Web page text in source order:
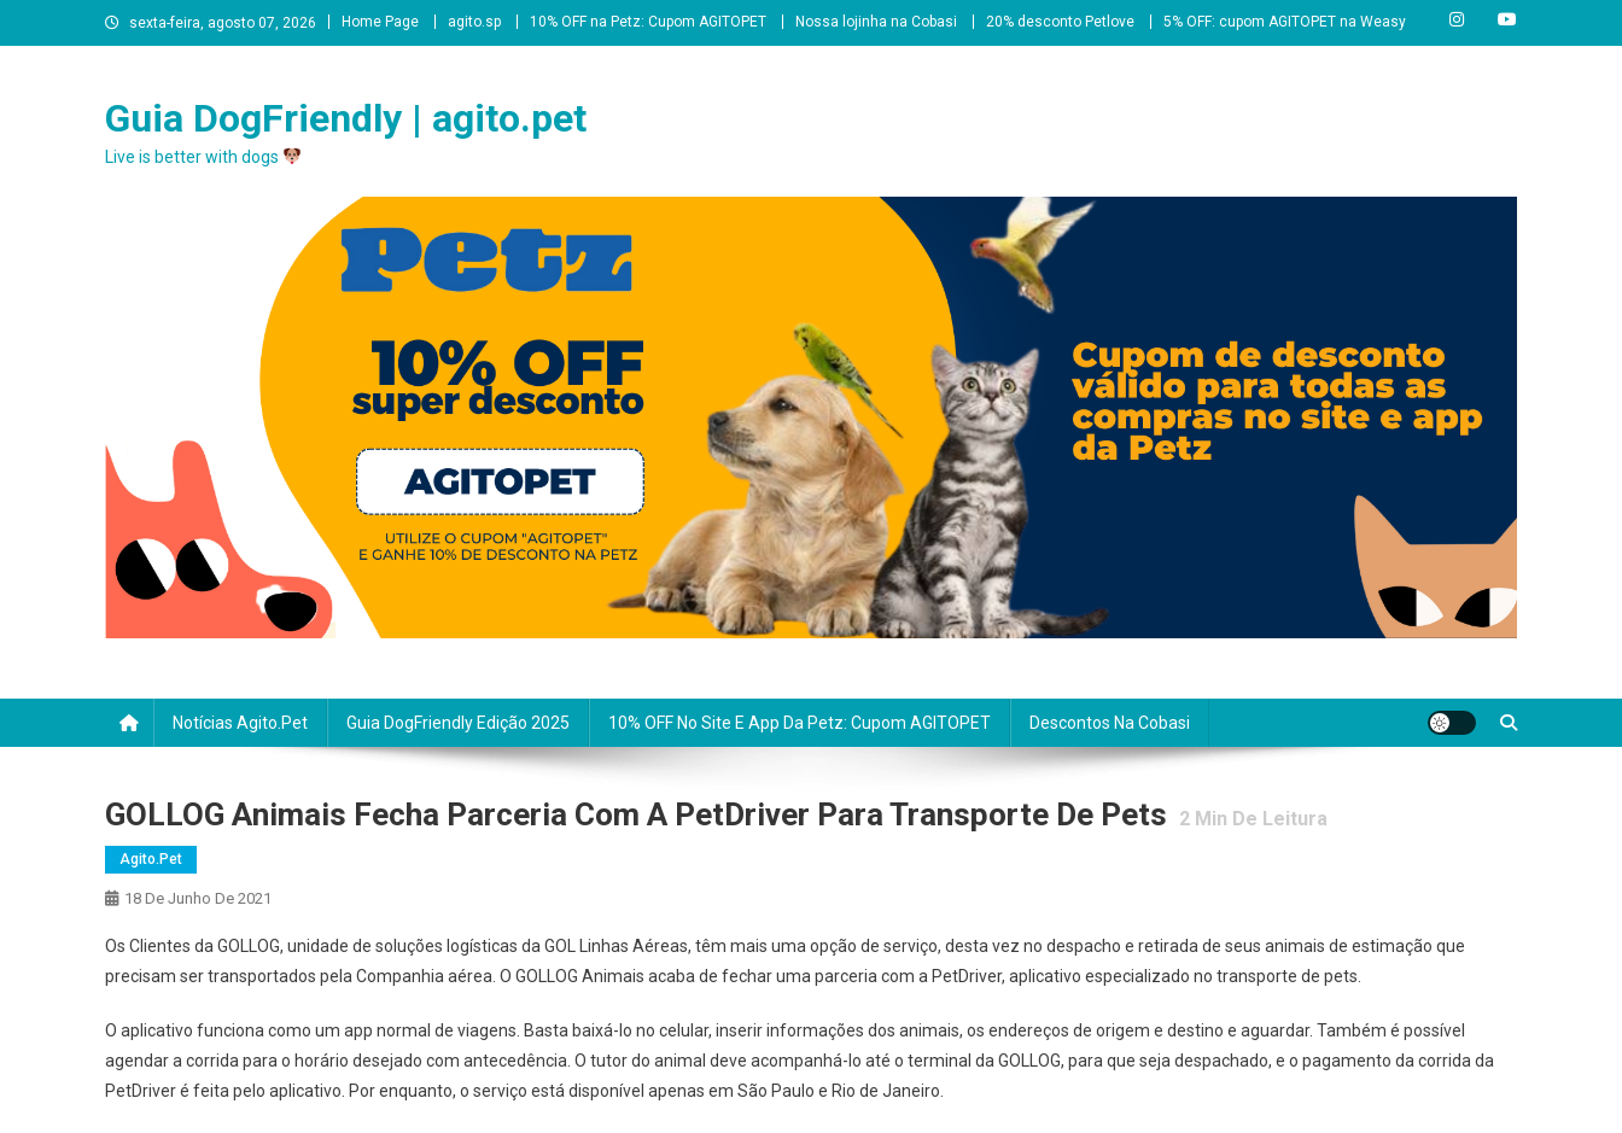
to
sexta-feira, agosto 07, 2026 Home Page agito.sp 10% OFF na Petz: Cupom AGITOPET Nossa lojinha na Cobasi 20% desconto Petlove 5% OFF: cupom AGITOPET na Weasy
Guia DogFriendly | agito.pet
Live is better with dogs
Notícias Agito.pet Guia DogFriendly Edição 2025 10% OFF No Site E App Da Petz: Cupom AGITOPET Descontos Na Cobasi
GOLLOG Animais Fecha Parceria Com A PetDriver Para Transporte De Pets 2 Min De Leitura
Agito.pet
18 De Junho De 2021
Os Clientes da GOLLOG, unidade de soluções logísticas da GOL Linhas Aéreas, têm mais uma opção de serviço, desta vez no despacho e retirada de seus animais de estimação que
precisam ser transportados pela Companhia aérea. O GOLLOG Animais acaba de fechar uma parceria com a PetDriver, aplicativo especializado no transporte de pets.
O aplicativo funciona como um app normal de viagens. Basta baixá-lo no celular, inserir informações dos animais, os endereços de origem e destino e aguardar. Também é possível
agendar a corrida para o horário desejado com antecedência. O tutor do animal deve acompanhá-lo até o terminal da GOLLOG, para que seja despachado, e o pagamento da corrida da
PetDriver é feita pelo aplicativo. Por enquanto, o serviço está disponível apenas em São Paulo e Rio de Janeiro.